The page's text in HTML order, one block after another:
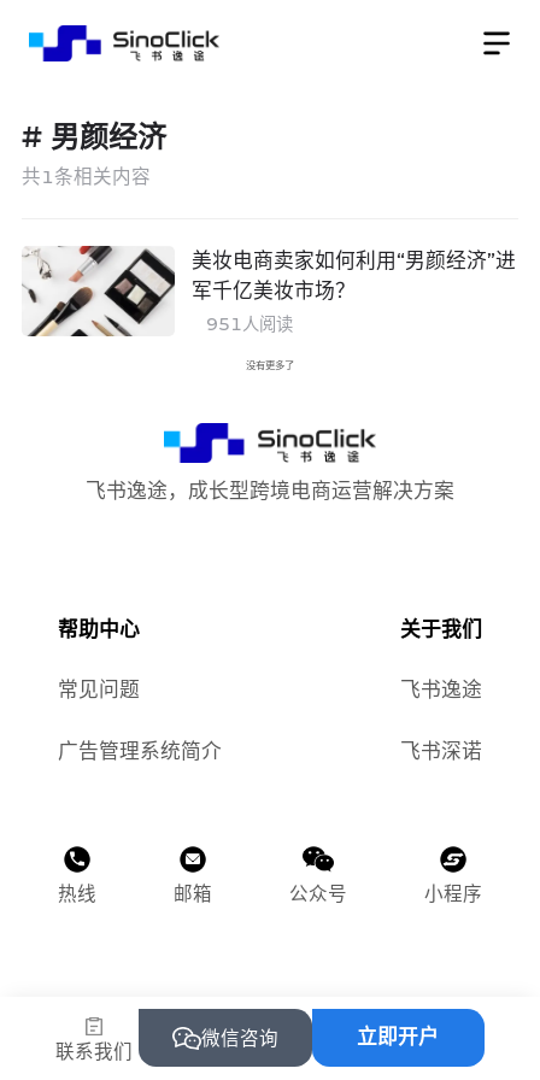
# 男颜经济
共1条相关内容
美妆电商卖家如何利用“男颜经济”进
军千亿美妆市场？
951人阅读
没有更多了
飞书逸途，成长型跨境电商运营解决方案
帮助中心 关于我们
常见问题 飞书逸途
广告管理系统简介 飞书深诺
热线 邮箱 公众号 小程序
©2015-2025 飞书逸途（上海）网络科技有限公司
沪ICP备2023011118号-1
沪公网安备 31010502004469
联系我们
微信咨询 立即开户